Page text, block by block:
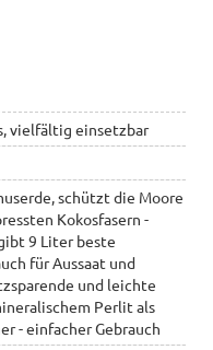
vielfältig einsetzbar
schützt die Moore
Kokosfasern -
9 Liter beste
für Aussaat und
und leichte
Perlit als
- einfacher Gebrauch